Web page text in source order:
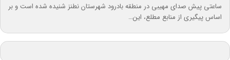
ساعتی پیش صدای مهیبی در منطقه بادرود شهرستان نطنز شنیده شده است و بر
اساس پیگیری از منابع مطلع، این…